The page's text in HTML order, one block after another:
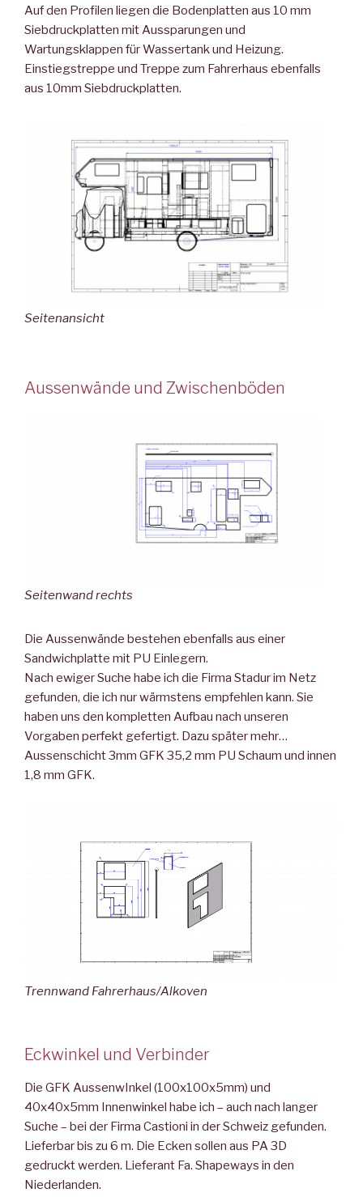
Auf den Profilen liegen die Bodenplatten aus 10 mm
Siebdruckplatten mit Aussparungen und
Wartungsklappen für Wassertank und Heizung.
Einstiegstreppe und Treppe zum Fahrerhaus ebenfalls
aus 10mm Siebdruckplatten.
Seitenansicht
Aussenwände und Zwischenböden
Seitenwand rechts
Die Aussenwände bestehen ebenfalls aus einer
Sandwichplatte mit PU Einlegern.
Nach ewiger Suche habe ich die Firma Stadur im Netz
gefunden, die ich nur wärmstens empfehlen kann. Sie
haben uns den kompletten Aufbau nach unseren
Vorgaben perfekt gefertigt. Dazu später mehr…
Aussenschicht 3mm GFK 35,2 mm PU Schaum und innen
1,8 mm GFK.
Trennwand Fahrerhaus/Alkoven
Eckwinkel und Verbinder
Die GFK AussenwInkel (100x100x5mm) und
40x40x5mm Innenwinkel habe ich – auch nach langer
Suche – bei der Firma Castioni in der Schweiz gefunden.
Lieferbar bis zu 6 m. Die Ecken sollen aus PA 3D
gedruckt werden. Lieferant Fa. Shapeways in den
Niederlanden.